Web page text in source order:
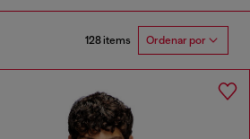
128 items Ordenar por